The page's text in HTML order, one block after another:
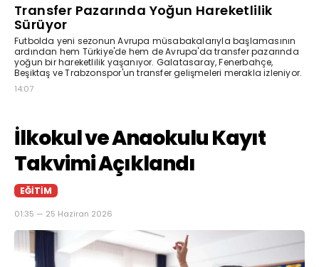
Transfer Pazarında Yoğun Hareketlilik
Sürüyor
Futbolda yeni sezonun Avrupa müsabakalarıyla başlamasının
ardından hem Türkiye'de hem de Avrupa'da transfer pazarında
yoğun bir hareketlilik yaşanıyor. Galatasaray, Fenerbahçe,
Beşiktaş ve Trabzonspor'un transfer gelişmeleri merakla izleniyor.
14:07